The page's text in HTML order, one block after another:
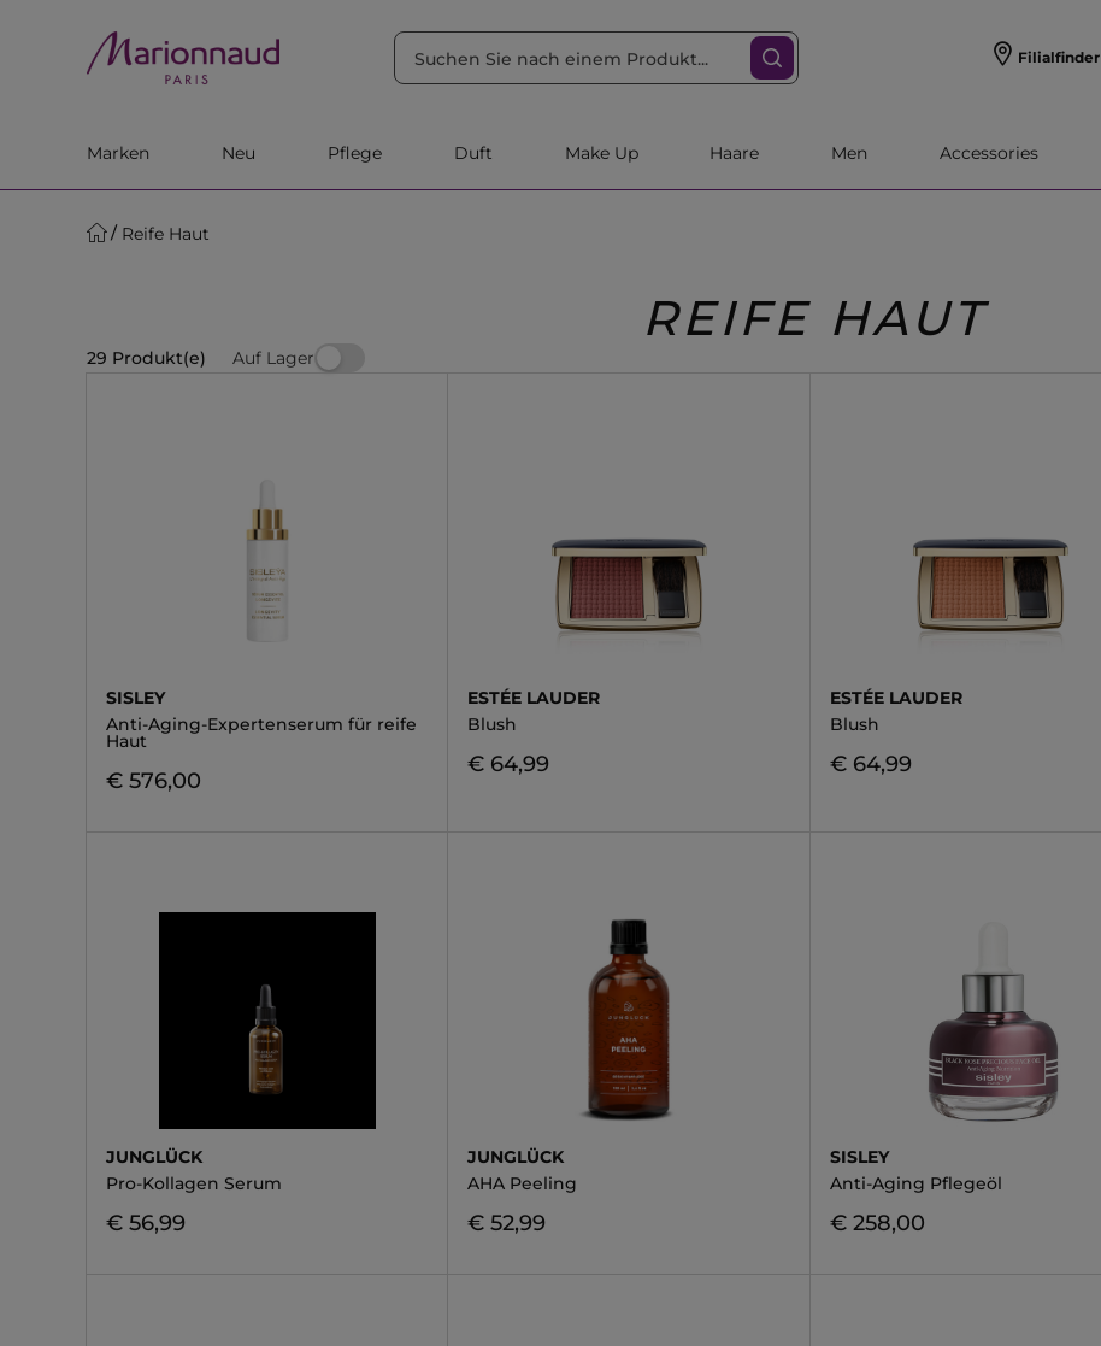
Filialfinder
Marken Neu Pflege Duft Make Up Haare Men Accessories
Reife Haut
REIFE HAUT
29 Produkt(e) Auf Lager
SISLEY
Anti-Aging-Expertenserum für reife
Haut
€ 576,00
ESTÉE LAUDER
Blush
€ 64,99
ESTÉE LAUDER
Blush
€ 64,99
JUNGLÜCK
Pro-Kollagen Serum
€ 56,99
JUNGLÜCK
AHA Peeling
€ 52,99
SISLEY
Anti-Aging Pflegeöl
€ 258,00